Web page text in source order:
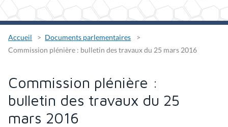
Accueil
Documents parlementaires
Commission plénière : bulletin des travaux du 25 mars 2016
Commission plénière :
bulletin des travaux du 25
mars 2016